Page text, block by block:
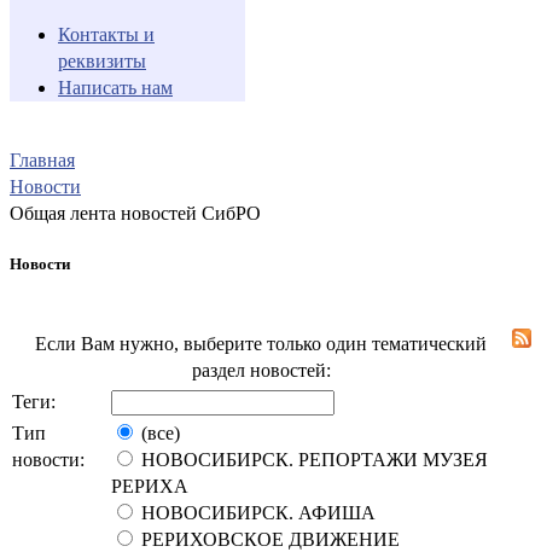
Контакты и
реквизиты
Написать нам
Главная
Новости
Общая лента новостей СибРО
Новости
Если Вам нужно, выберите только один тематический
раздел новостей:
Теги:
Тип
новости:
(все)
НОВОСИБИРСК. РЕПОРТАЖИ МУЗЕЯ
РЕРИХА
НОВОСИБИРСК. АФИША
РЕРИХОВСКОЕ ДВИЖЕНИЕ